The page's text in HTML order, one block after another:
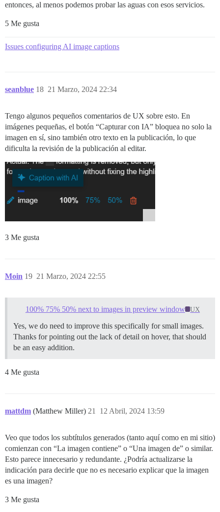
entonces, al menos podemos probar las aguas con esos servicios.
5 Me gusta
Issues configuring AI image captions
seanblue 21 Marzo, 2024 22:34
18
Tengo algunos pequeños comentarios de UX sobre esto. En
imágenes pequeñas, el botón “Capturar con IA” bloquea no solo la
imagen en sí, sino también otro texto en la publicación, lo que
dificulta la revisión de la publicación al editar.
3 Me gusta
Moin 21 Marzo, 2024 22:55
19
100% 75% 50% next to images in preview window UX
Yes, we do need to improve this specifically for small images.
Thanks for pointing out the lack of detail on hover, that should
be an easy addition.
4 Me gusta
mattdm (Matthew Miller) 12 Abril, 2024 13:59
21
Veo que todos los subtítulos generados (tanto aquí como en mi sitio)
comienzan con “La imagen contiene” o “Una imagen de” o similar.
Esto parece innecesario y redundante. ¿Podría actualizarse la
indicación para decirle que no es necesario explicar que la imagen
es una imagen?
3 Me gusta